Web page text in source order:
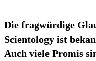
Die fragwürdige
Scientology ist
Auch viele Promis